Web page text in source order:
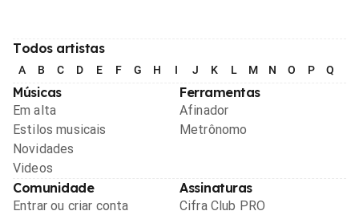
Todos artistas
A B C D E F G H I J K L M N O P Q
Músicas
Em alta
Estilos musicais
Novidades
Videos
Ferramentas
Afinador
Metrônomo
Comunidade
Entrar ou criar conta
Assinaturas
Cifra Club PRO